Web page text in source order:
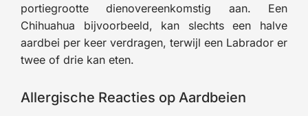
portiegrootte dienovereenkomstig aan. Een
Chihuahua bijvoorbeeld, kan slechts een halve
aardbei per keer verdragen, terwijl een Labrador er
twee of drie kan eten.
Allergische Reacties op Aardbeien